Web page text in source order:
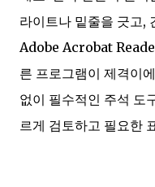
라이트나 밑줄을 긋고,
Adobe Acrobat
른 프로그램이 제격이
없이 필수적인 주석 도
르게 검토하고 필요한